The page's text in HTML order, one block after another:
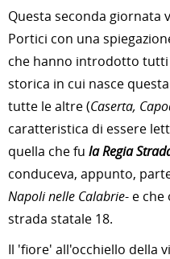
Questa seconda giornata
Portici con una
che hanno introdotto
storica in cui nasce
tutte le altre (Caserta,
caratteristica di essere
quella che fu la Regia
conduceva, appunto,
Napoli nelle Calabrie- e
strada statale 18.
Il 'fiore' all'occhiello della